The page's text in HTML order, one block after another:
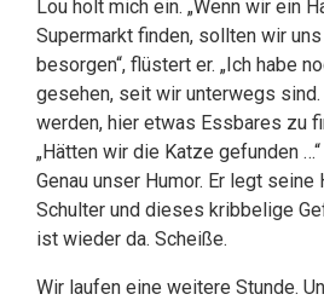
Lou holt mich ein. „Wenn wir ein
Supermarkt finden, sollten wir
besorgen“, flüstert er. „Ich habe
gesehen, seit wir unterwegs
werden, hier etwas Essbares zu
„Hätten wir die Katze gefunden
Genau unser Humor. Er legt seine
Schulter und dieses kribbelige
ist wieder da. Scheiße.
Wir laufen eine weitere Stunde.